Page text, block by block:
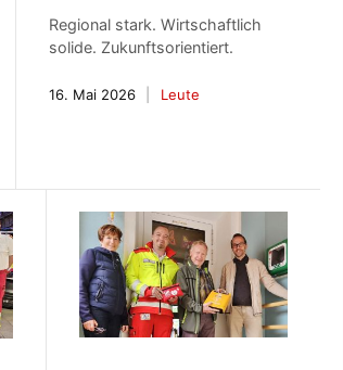
Regional stark. Wirtschaftlich
solide. Zukunftsorientiert.
16. Mai 2026 Leute